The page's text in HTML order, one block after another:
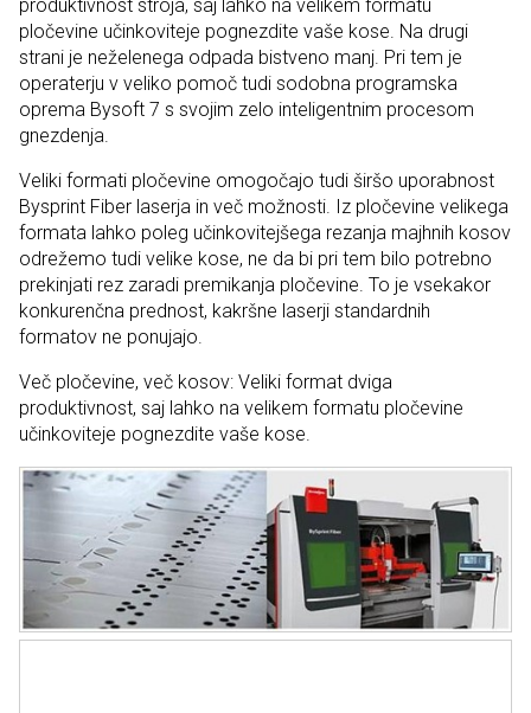
produktivnost stroja, saj lahko na velikem formatu
pločevine učinkoviteje pognezdite vaše kose. Na drugi
strani je neželenega odpada bistveno manj. Pri tem je
operaterju v veliko pomoč tudi sodobna programska
oprema Bysoft 7 s svojim zelo inteligentnim procesom
gnezdenja.
Veliki formati pločevine omogočajo tudi širšo uporabnost
Bysprint Fiber laserja in več možnosti. Iz pločevine velikega
formata lahko poleg učinkovitejšega rezanja majhnih kosov
odrežemo tudi velike kose, ne da bi pri tem bilo potrebno
prekinjati rez zaradi premikanja pločevine. To je vsekakor
konkurenčna prednost, kakršne laserji standardnih
formatov ne ponujajo.
Več pločevine, več kosov: Veliki format dviga
produktivnost, saj lahko na velikem formatu pločevine
učinkoviteje pognezdite vaše kose.